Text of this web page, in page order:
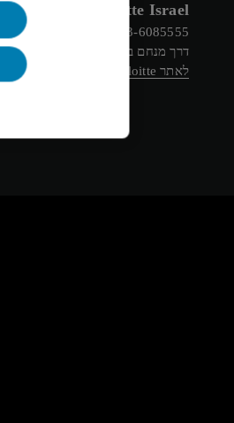
Deloitte Israel
03-6085555
דרך מנחם בגין 132, תל-אביב
לאתר Deloitte ישראל